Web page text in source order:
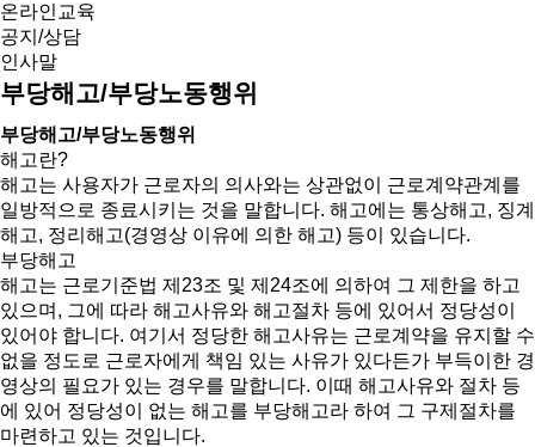
온라인교육
공지/상담
인사말
부당해고/부당노동행위
부당해고/부당노동행위
해고란?
해고는 사용자가 근로자의 의사와는 상관없이 근로계약관계를
일방적으로 종료시키는 것을 말합니다. 해고에는 통상해고, 징계
해고, 정리해고(경영상 이유에 의한 해고) 등이 있습니다.
부당해고
해고는 근로기준법 제23조 및 제24조에 의하여 그 제한을 하고
있으며, 그에 따라 해고사유와 해고절차 등에 있어서 정당성이
있어야 합니다. 여기서 정당한 해고사유는 근로계약을 유지할 수
없을 정도로 근로자에게 책임 있는 사유가 있다든가 부득이한 경
영상의 필요가 있는 경우를 말합니다. 이때 해고사유와 절차 등
에 있어 정당성이 없는 해고를 부당해고라 하여 그 구제절차를
마련하고 있는 것입니다.